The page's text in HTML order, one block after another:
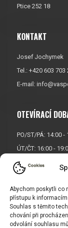
Abychom poskytli co
přístupu k
Souhlas s těmito
chování při
odvolání souhlasu
Ptice 252 18
KONTAKT
Josef Jochymek
Tel.: +420 603 703
E-mail:
OTEVÍRACÍ
PO/ST/PÁ: 14:00 -
ÚT/ČT: 16:00 -
Sobota: 9:00 -
Neděle:
* Říjen, listopad
OTEVŘENO